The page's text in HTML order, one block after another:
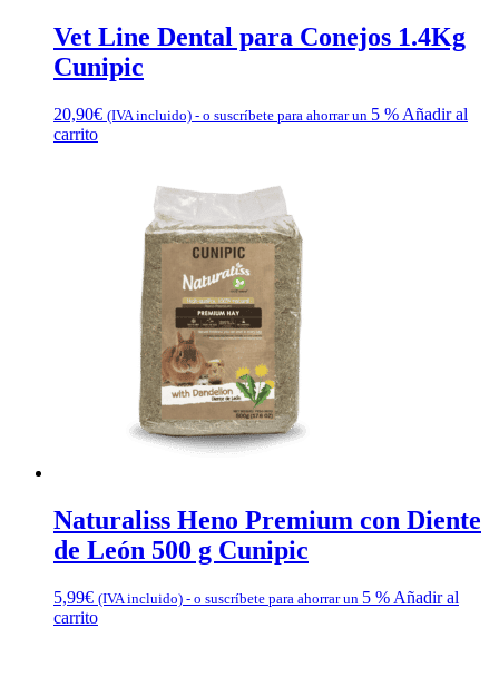
Vet Line Dental para Conejos 1.4Kg
Cunipic
20,90€ (IVA incluido) - o suscríbete para ahorrar un 5 % Añadir al
carrito
Naturaliss Heno Premium con Diente
de León 500 g Cunipic
5,99€ (IVA incluido) - o suscríbete para ahorrar un 5 % Añadir al
carrito